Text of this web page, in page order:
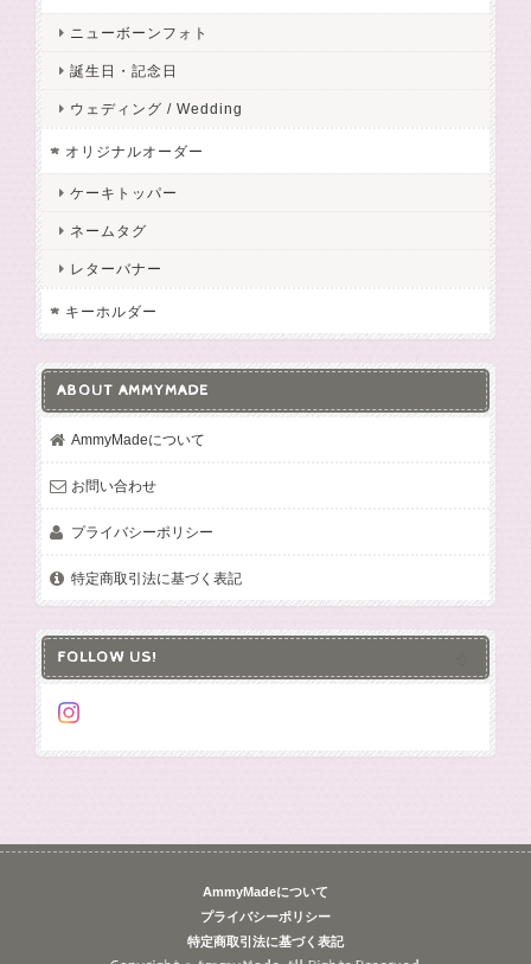
ニューボーンフォト
誕生日・記念日
ウェディング / Wedding
オリジナルオーダー
ケーキトッパー
ネームタグ
レターバナー
キーホルダー
ABOUT AMMYMADE
AmmyMadeについて
お問い合わせ
プライバシーポリシー
特定商取引法に基づく表記
FOLLOW US!
AmmyMadeについて
プライバシーポリシー
特定商取引法に基づく表記